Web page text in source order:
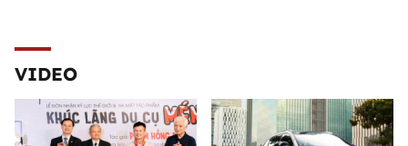
VIDEO